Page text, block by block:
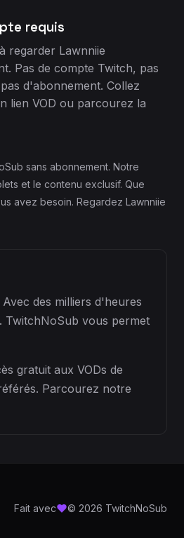
requis
regarder Lawnniie
Pas de compte Twitch, pas
d'abonnement. Collez
lien VOD ou parcourez la
sans abonnement. Notre
et le contenu exclusif. Que
avez besoin. Regardez Lawnniie
des milliers d'heures
TwitchNoSub vous permet
gratuit aux VODs de
Parcourez notre
Fait avec © 2026 TwitchNoSub